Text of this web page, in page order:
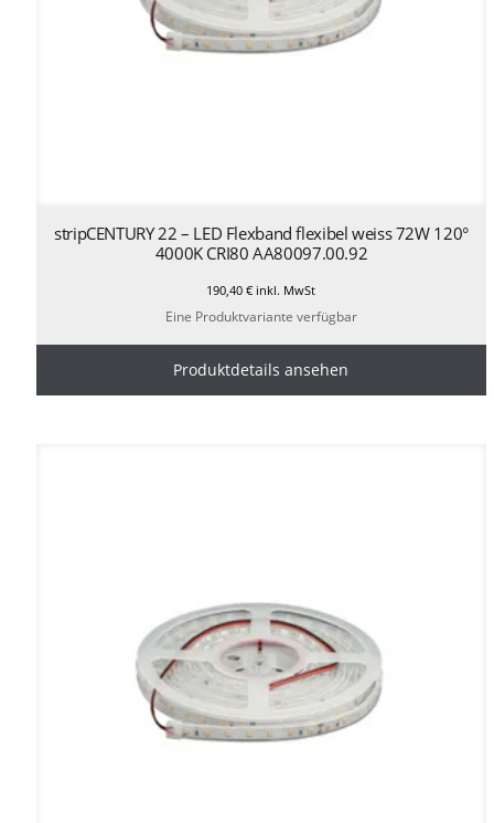
stripCENTURY 22 – LED Flexband flexibel weiss 72W 120°
4000K CRI80 AA80097.00.92
190,40€ inkl. MwSt
Eine Produktvariante verfügbar
Produktdetails ansehen